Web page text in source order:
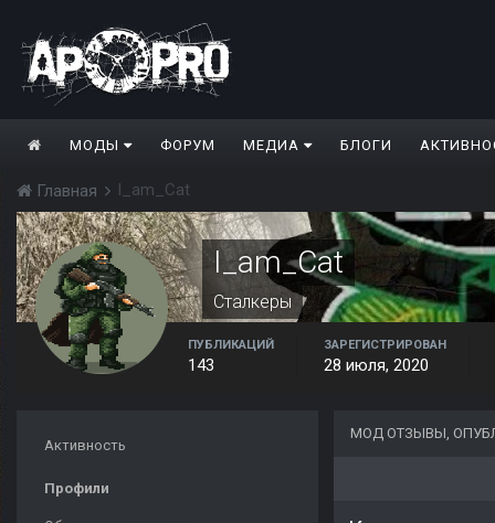
МОДЫ ФОРУМ МЕДИА БЛОГИ
Главная I_am_Cat
I_am_Cat
Сталкеры
ПУБЛИКАЦИЙ
143
ЗАРЕГИСТРИРОВАН
28 июля, 2020
Активность
Профили
МОД ОТЗЫВЫ,